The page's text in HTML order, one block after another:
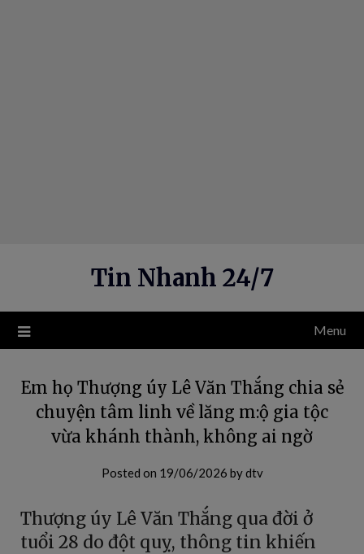
Tin Nhanh 24/7
Menu
Em họ Thượng úy Lê Văn Thắng chia sẻ
chuyện tâm linh về lăng m:ộ gia tộc
vừa khánh thành, không ai ngờ
Posted on 19/06/2026 bydtv
Thượng úy Lê Văn Thắng qua đời ở
tuổi 28 do đột quỵ, thông tin khiến